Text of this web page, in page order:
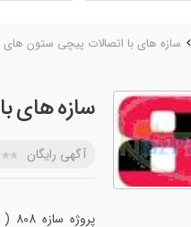
سازه های با اتصالات پیچی ستون های
سازه های
آگهی رایگان